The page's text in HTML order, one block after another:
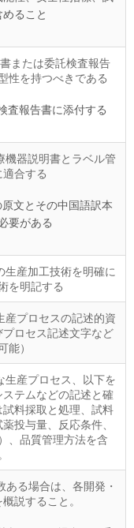
ること
または委託検査報告
性を持つべきである
査報告書に添付する
機器説明書とラベル管
合する
文とその中国語訳本
要がある
生産加工技術を明確に
を明記する
産プロセスの記述的資
ロセス記述文字など
能）
生産プロセス、以下を
テムなどの記述と確
料採取と処理、試料
投与量、反応条件、
、品質管理方法を含
る場合は、各開発・
説すること。